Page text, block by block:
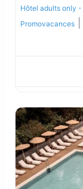
Hôtel adults only
Promovacances|